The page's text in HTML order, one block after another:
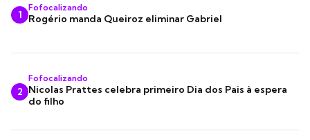
1
Fofocalizando
Rogério manda Queiroz eliminar Gabriel
2
Fofocalizando
Nicolas Prattes celebra primeiro Dia dos Pais à espera
do filho